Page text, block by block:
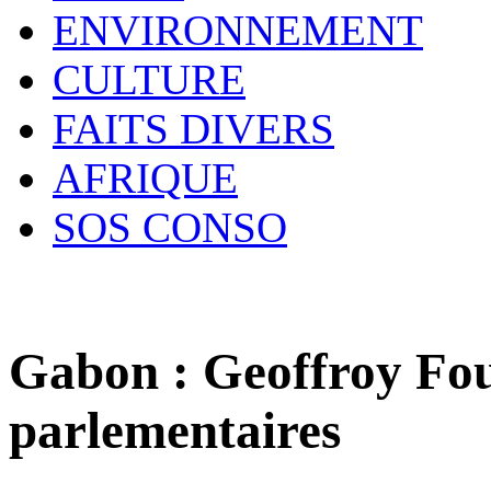
ENVIRONNEMENT
CULTURE
FAITS DIVERS
AFRIQUE
SOS CONSO
Gabon : Geoffroy
parlementaires